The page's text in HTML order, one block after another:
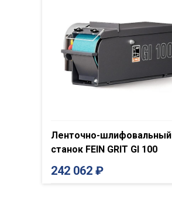
Ленточно-шлифовальный
станок FEIN GRIT GI 100
242 062 ₽